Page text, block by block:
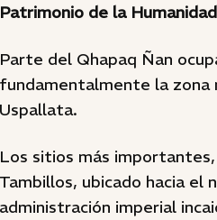
Patrimonio de la Humanidad
Parte del Qhapaq Ñan
fundamentalmente la
Uspallata.
Los sitios más
Tambillos, ubicado hacia el
administración imperial